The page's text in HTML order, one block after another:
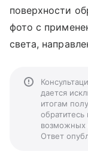
поверхности
фото с
света,
дается
итогам
возможных
Ответ